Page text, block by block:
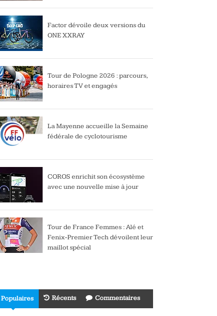
Factor dévoile deux versions du
ONE XXRAY
Tour de Pologne 2026 : parcours,
horaires TV et engagés
La Mayenne accueille la Semaine
fédérale de cyclotourisme
COROS enrichit son écosystème
avec une nouvelle mise à jour
Tour de France Femmes : Alé et
Fenix-Premier Tech dévoilent leur
maillot spécial
Populaires Récents Commentaires